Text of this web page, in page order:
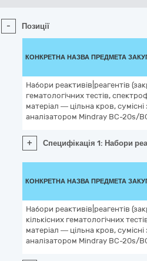
- Позиції
КОНКРЕТНА НАЗВА ПРЕДМЕТА
Набори реактивів|реагентів
гематологічних тестів,
матеріал — цільна кров,
аналізатором Mindray BC-20s/
+ Специфікація 1: Набори
КОНКРЕТНА НАЗВА ПРЕДМЕТА
Набори реактивів|реагентів
кількісних гематологічних
матеріал — цільна кров,
аналізатором Mindray BC-20s/